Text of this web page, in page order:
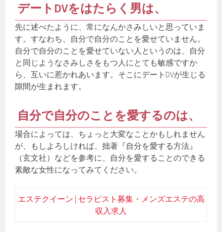
デートDVをはたらく男は、
先に述べたように、常になんかさみしいと思っていま
す。すなわち、自分で自分のことを愛せていません。
自分で自分のことを愛せていない人というのは、自分
と同じようなさみしさをもつ人にとても敏感ですか
ら、互いに惹かれあいます。そこにデートDVが生じる
隙間が生まれます。
自分で自分のことを愛するのは、
場合によっては、ちょっと大変なことかもしれません
が、もしよろしければ、拙著『自分を愛する方法』
（玄文社）などを参考に、自分を愛することのできる
素敵な女性になってみてください。
エステクイーン | セラピスト募集・メンズエステの高
収入求人